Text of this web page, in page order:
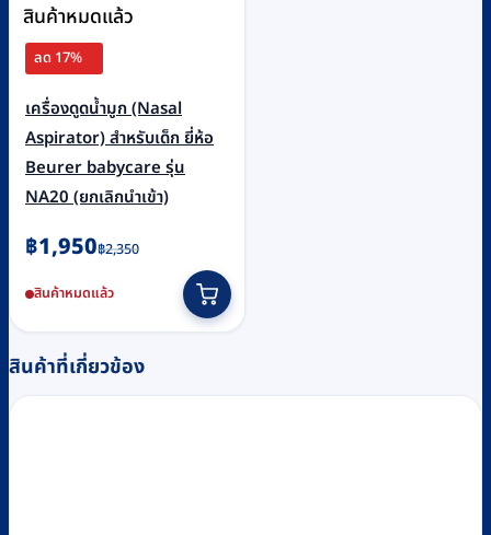
สินค้าหมดแล้ว
ลด 17%
เครื่องดูดน้ำมูก (Nasal
Aspirator) สำหรับเด็ก ยี่ห้อ
Beurer babycare รุ่น
NA20 (ยกเลิกนำเข้า)
฿2,350
Original
was:
฿2,350.
฿1,950
Current
is:
฿1,950.
สินค้าหมดแล้ว
สินค้าที่เกี่ยวข้อง